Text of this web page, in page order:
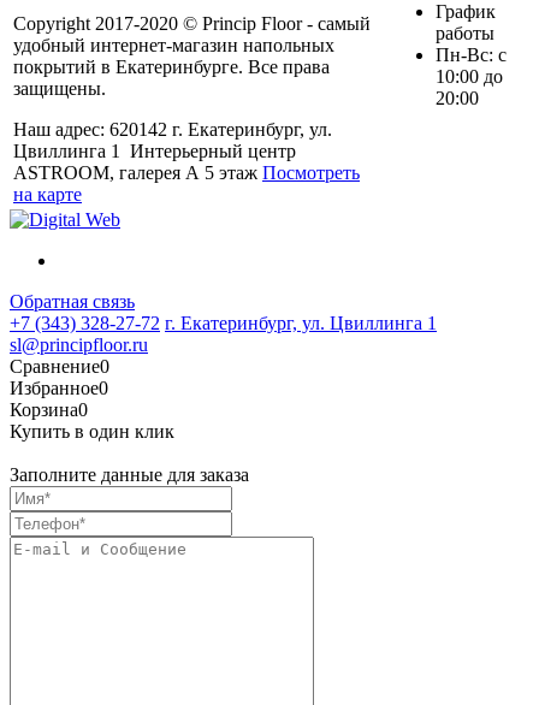
Copyright 2017-2020 © Princip Floor - самый
удобный интернет-магазин напольных
покрытий в Екатеринбурге. Все права
защищены.
Наш адрес: 620142 г. Екатеринбург, ул.
Цвиллинга 1 Интерьерный центр
ASTROOM, галерея А 5 этаж Посмотреть
на карте
График
работы
Пн-Вс: с
10:00 до
20:00
Обратная связь
+7 (343) 328-27-72 г. Екатеринбург, ул. Цвиллинга 1
sl@principfloor.ru
Сравнение0
Избранное0
Корзина0
Купить в один клик
Заполните данные для заказа